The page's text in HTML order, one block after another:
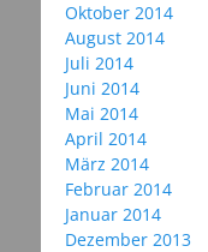
Oktober 2014
August 2014
Juli 2014
Juni 2014
Mai 2014
April 2014
März 2014
Februar 2014
Januar 2014
Dezember 2013